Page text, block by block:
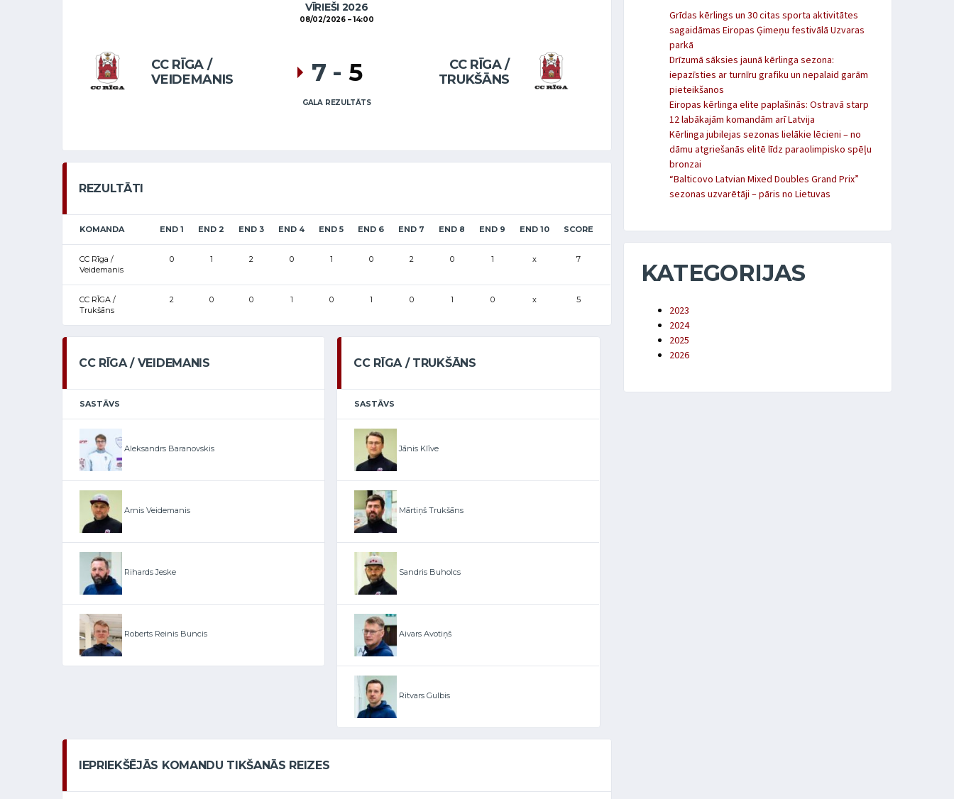
VĪRIEŠI 2026
08/02/2026 14:00
CC RĪGA /
VEIDEMANIS
CC RĪGA /
TRUKŠĀNS
7 - 5
GALA REZULTĀTS
REZULTĀTI
KOMANDA END 1 END 2 END 3 END 4 END 5 END 6 END 7 END 8 END 9 END 10 SCORE
CC Rīga /
Veidemanis
0 1 2 0 1 0 2 0 1 x 7
CC RĪGA /
Trukšāns
2 0 0 1 0 1 0 1 0 x 5
CC RĪGA / VEIDEMANIS
SASTĀVS
Aleksandrs Baranovskis
Arnis Veidemanis
Rihards Jeske
Roberts Reinis Buncis
CC RĪGA / TRUKŠĀNS
SASTĀVS
Jānis Klīve
Mārtiņš Trukšāns
Sandris Buholcs
Aivars Avotiņš
Ritvars Gulbis
IEPRIEKŠĒJĀS KOMANDU TIKŠANĀS REIZES
Grīdas kērlings un 30 citas sporta aktivitātes
sagaidāmas Eiropas Ģimeņu festivālā Uzvaras
parkā
Drīzumā sāksies jaunā kērlinga sezona:
iepazīsties ar turnīru grafiku un nepalaid garām
pieteikšanos
Eiropas kērlinga elite paplašinās: Ostravā starp
12 labākajām komandām arī Latvija
Kērlinga jubilejas sezonas lielākie lēcieni – no
dāmu atgriešanās elitē līdz paraolimpisko spēļu
bronzai
“Balticovo Latvian Mixed Doubles Grand Prix”
sezonas uzvarētāji – pāris no Lietuvas
KATEGORIJAS
2023
2024
2025
2026